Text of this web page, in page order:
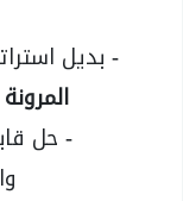
- بديل
- حل